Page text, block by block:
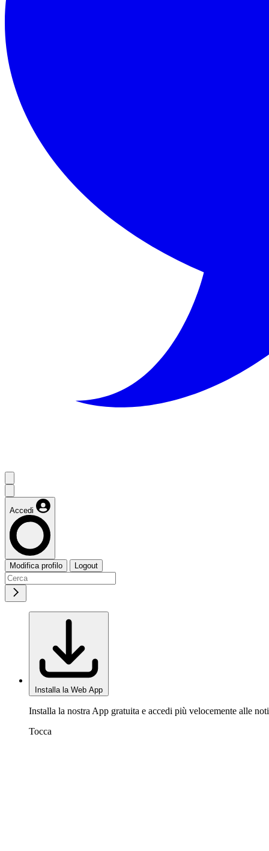
Accedi
Modifica profilo Logout
Installa la Web App
Installa la nostra App gratuita e accedi più velocemente alle
Tocca